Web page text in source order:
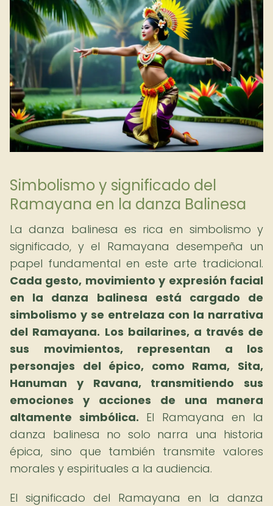
Simbolismo y significado del
Ramayana en la danza Balinesa
La danza balinesa es rica en simbolismo y
significado, y el Ramayana desempeña un
papel fundamental en este arte tradicional.
Cada gesto, movimiento y expresión facial
en la danza balinesa está cargado de
simbolismo y se entrelaza con la narrativa
del Ramayana. Los bailarines, a través de
sus movimientos, representan a los
personajes del épico, como Rama, Sita,
Hanuman y Ravana, transmitiendo sus
emociones y acciones de una manera
altamente simbólica. El Ramayana en la
danza balinesa no solo narra una historia
épica, sino que también transmite valores
morales y espirituales a la audiencia.
El significado del Ramayana en la danza